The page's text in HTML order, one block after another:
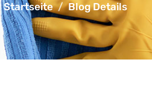
Startseite Blog Details